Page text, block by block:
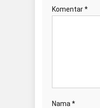
Komentar*
Nama *